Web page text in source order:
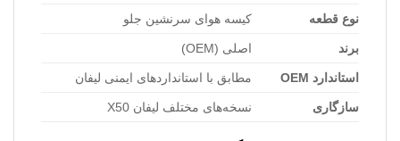
نوع قطعه کیسه هوای سرنشین جلو
برند اصلی (OEM)
استاندارد OEM مطابق با استانداردهای ایمنی لیفان
سازگاری نسخه‌های مختلف لیفان X50